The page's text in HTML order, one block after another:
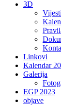
3D
Vijesti
Linkovi
Kalendar
Galerija
EGP 2023
objave